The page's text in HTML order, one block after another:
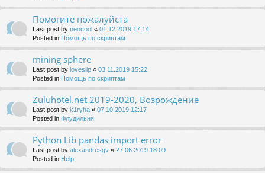
Помогите пожалуйста
Last post by neocool « 01.12.2019 17:14
Posted in Помощь по скриптам
mining sphere
Last post by loveslip « 03.11.2019 15:22
Posted in Помощь по скриптам
Zuluhotel.net 2019-2020, Возрождение
Last post by k1ryha « 07.10.2019 12:17
Posted in Флудильня
Python Lib pandas import error
Last post by alexandresgv « 27.06.2019 18:09
Posted in Help